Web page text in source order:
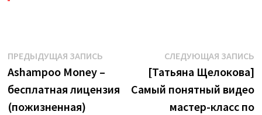
Навигация
по
записям
ПРЕДЫДУЩАЯ ЗАПИСЬПредыдущая
запись:
Ashampoo Money –
бесплатная лицензия
(пожизненная)
СЛЕДУЮЩАЯ ЗАПИСЬ
[Татьяна Щелокова]
Самый понятный видео
мастер-класс по